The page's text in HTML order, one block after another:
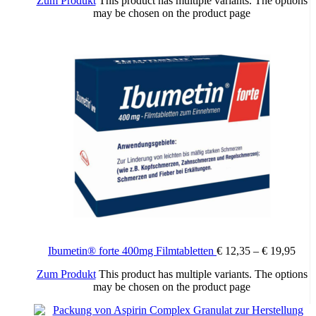
may be chosen on the product page
Ibumetin® forte 400mg Filmtabletten € 12,35 – € 19,95
Zum Produkt This product has multiple variants. The options
may be chosen on the product page